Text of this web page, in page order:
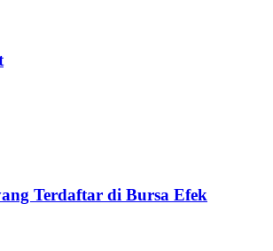
Terdaftar di Bursa Efek